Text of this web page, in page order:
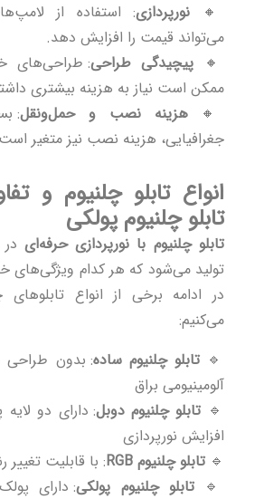
🔸 نورپردازی
می‌تواند قیمت را افزایش دهد.
🔸 پیچیدگی طراحی: طراحی‌های
ممکن است نیاز به هزینه بیشتری
🔸هزینه نصب و حمل‌ونقل:
جغرافیایی، هزینه نصب نیز متغیر
انواع تابلو چلنیوم و
تابلو چلنیوم پولکی
تابلو چلنیوم با نورپردازی حرفه‌ای
تولید می‌شود که هر کدام ویژگی‌های
در ادامه برخی از انواع تابلوهای
می‌کنیم:
🔹تابلو چلنیوم ساده: بدون طراحی
آلومینیومی براق
🔹 تابلو چلنیوم دوبل: دارای دو
افزایش نورپردازی
🔹 تابلو چلنیوم RGB
: با قابلیت تغییر
🔹تابلو چلنیوم پولکی: دارای